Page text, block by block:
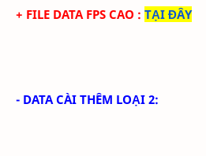
+ FILE DATA FPS CAO : TẠI ĐÂY
- DATA CÀI THÊM LOẠI 2: